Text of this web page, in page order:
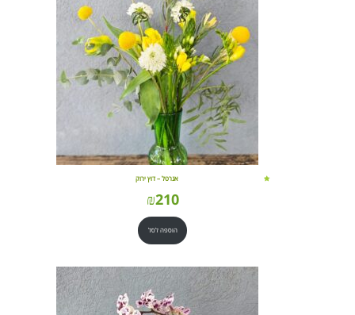
אגרטל – דוץ ירוק
₪210
הוספה לסל